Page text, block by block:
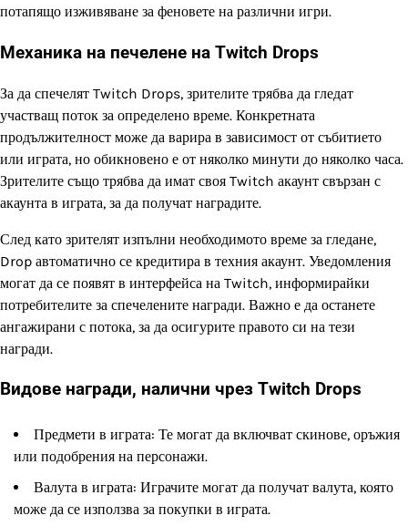
потапящо изживяване за феновете на различни игри.
Механика на печелене на Twitch Drops
За да спечелят Twitch Drops, зрителите трябва да гледат
участващ поток за определено време. Конкретната
продължителност може да варира в зависимост от събитието
или играта, но обикновено е от няколко минути до няколко часа.
Зрителите също трябва да имат своя Twitch акаунт свързан с
акаунта в играта, за да получат наградите.
След като зрителят изпълни необходимото време за гледане,
Drop автоматично се кредитира в техния акаунт. Уведомления
могат да се появят в интерфейса на Twitch, информирайки
потребителите за спечелените награди. Важно е да останете
ангажирани с потока, за да осигурите правото си на тези
награди.
Видове награди, налични чрез Twitch Drops
Предмети в играта: Те могат да включват скинове, оръжия
или подобрения на персонажи.
Валута в играта: Играчите могат да получат валута, която
може да се използва за покупки в играта.